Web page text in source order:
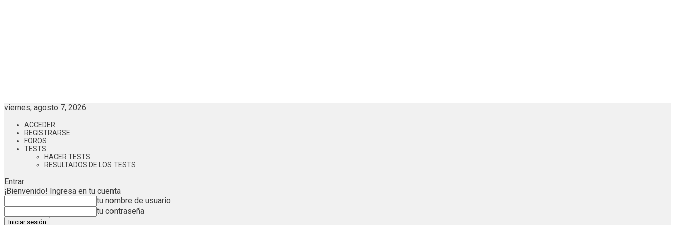
viernes, agosto 7, 2026
ACCEDER
REGISTRARSE
FOROS
TESTS
HACER TESTS
RESULTADOS DE LOS TESTS
Entrar
¡Bienvenido! Ingresa en tu cuenta
tu nombre de usuario
tu contraseña